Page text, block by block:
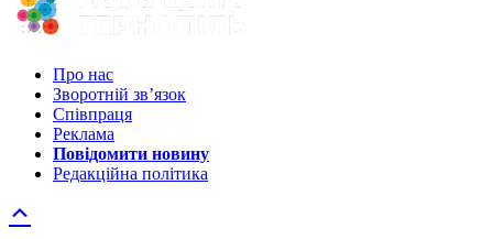
Про нас
Зворотній зв’язок
Співпраця
Реклама
Повідомити новину
Редакційна політика